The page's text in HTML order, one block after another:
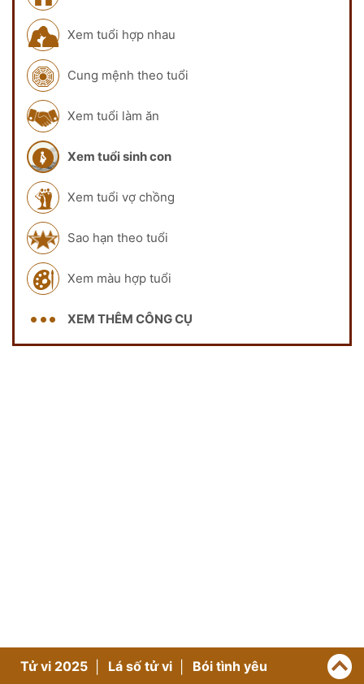
Xem tuổi hợp nhau
Cung mệnh theo tuổi
Xem tuổi làm ăn
Xem tuổi sinh con
Xem tuổi vợ chồng
Sao hạn theo tuổi
Xem màu hợp tuổi
XEM THÊM CÔNG CỤ
Tử vi 2025 Lá số tử vi Bói tình yêu